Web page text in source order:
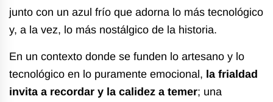
junto con un azul frío que adorna lo más tecnológico
y, a la vez, lo más nostálgico de la historia.
En un contexto donde se funden lo artesano y lo
tecnológico en lo puramente emocional, la frialdad
invita a recordar y la calidez a temer; una